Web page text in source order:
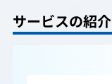
サービスの紹介